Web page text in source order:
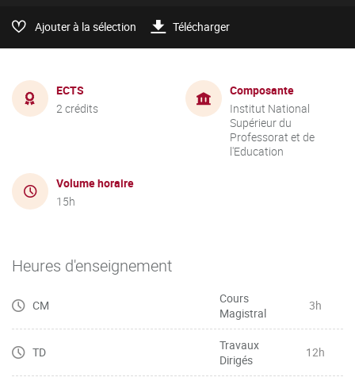
Ajouter à la sélection Télécharger
ECTS
2 crédits
Composante
Institut National
Supérieur du
Professorat et de
l'Education
Volume horaire
15h
Heures d'enseignement
CM
Cours
Magistral
3h
TD
Travaux
Dirigés
12h